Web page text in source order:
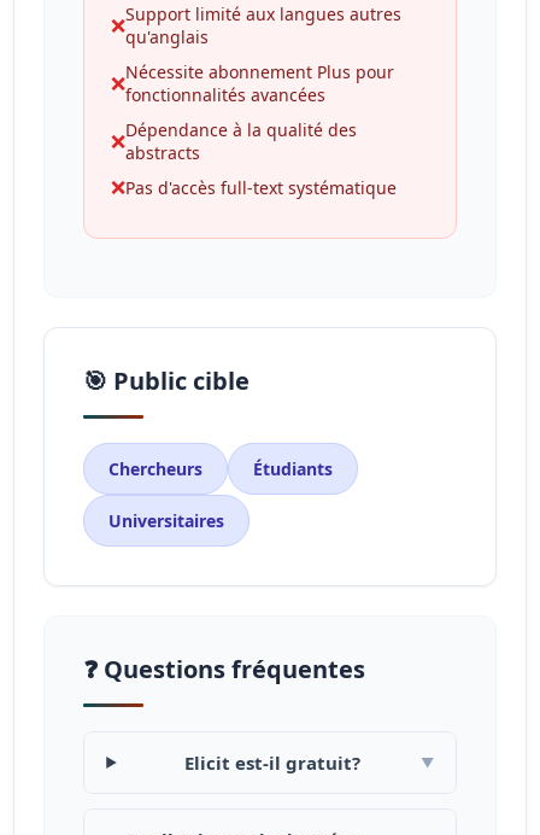
❌Support limité aux langues autres
qu'anglais
❌Nécessite abonnement Plus pour
fonctionnalités avancées
❌Dépendance à la qualité des
abstracts
❌Pas d'accès full-text systématique
🎯 Public cible
Chercheurs Étudiants
Universitaires
❓ Questions fréquentes
Elicit est-il gratuit? ▼